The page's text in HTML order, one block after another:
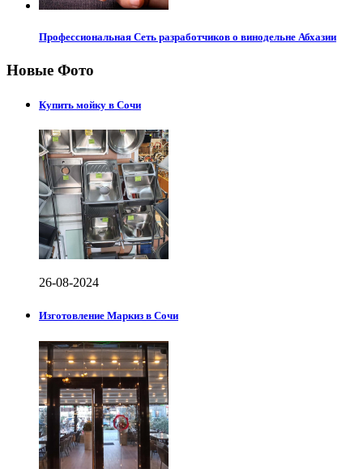
Профессиональная Сеть разработчиков о винодельне Абхазии
Новые Фото
Купить мойку в Сочи
26-08-2024
Изготовление Маркиз в Сочи